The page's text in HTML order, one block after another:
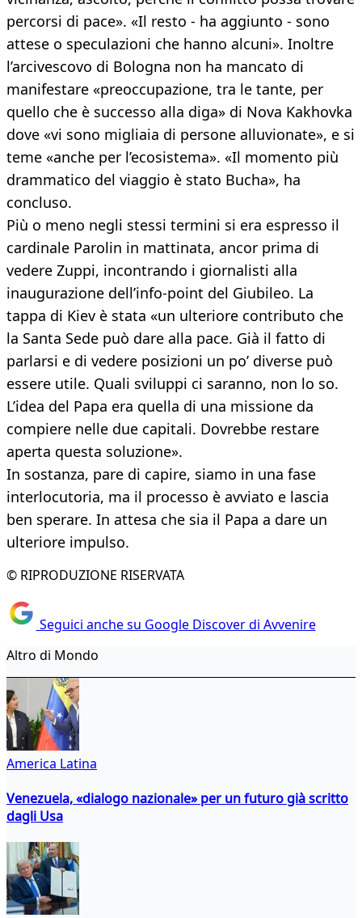
percorsi di pace». «Il resto - ha aggiunto - sono
attese o speculazioni che hanno alcuni». Inoltre
l’arcivescovo di Bologna non ha mancato di
manifestare «preoccupazione, tra le tante, per
quello che è successo alla diga» di Nova Kakhovka
dove «vi sono migliaia di persone alluvionate», e si
teme «anche per l’ecosistema». «Il momento più
drammatico del viaggio è stato Bucha», ha
concluso.
Più o meno negli stessi termini si era espresso il
cardinale Parolin in mattinata, ancor prima di
vedere Zuppi, incontrando i giornalisti alla
inaugurazione dell’info-point del Giubileo. La
tappa di Kiev è stata «un ulteriore contributo che
la Santa Sede può dare alla pace. Già il fatto di
parlarsi e di vedere posizioni un po’ diverse può
essere utile. Quali sviluppi ci saranno, non lo so.
L’idea del Papa era quella di una missione da
compiere nelle due capitali. Dovrebbe restare
aperta questa soluzione».
In sostanza, pare di capire, siamo in una fase
interlocutoria, ma il processo è avviato e lascia
ben sperare. In attesa che sia il Papa a dare un
ulteriore impulso.
© RIPRODUZIONE RISERVATA
Seguici anche su Google Discover di Avvenire
Altro di Mondo
America Latina
Venezuela, «dialogo nazionale» per un futuro già scritto
dagli Usa